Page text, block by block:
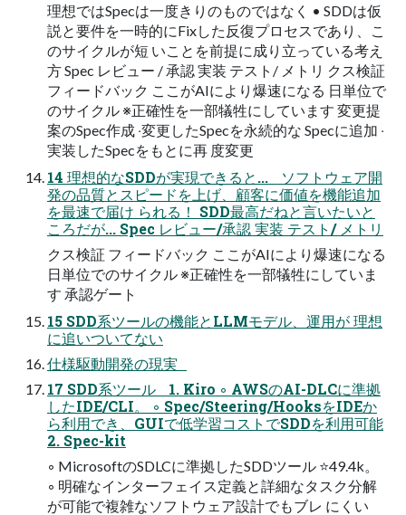
理想ではSpecは⼀度きりのものではなく • SDDは仮
説と要件を⼀時的にFixした反復プロセスであり、こ
のサイクルが短 いことを前提に成り⽴っている考え
⽅ Spec レビュー / 承認 実装 テスト/ メトリ クス検証
フィードバック ここがAIにより爆速になる ⽇単位で
のサイクル ※正確性を⼀部犠牲にしています 変更提
案のSpec作成 ‧変更したSpecを永続的な Specに追加 ‧
実装したSpecをもとに再 度変更
14 理想的なSDDが実現できると... ソフトウェア開
発の品質とスピードを上げ、顧客に価値を機能追加
を最速で届け られる！ SDD最⾼だねと⾔いたいと
ころだが... Spec レビュー/承認 実装 テスト/ メトリ
クス検証 フィードバック ここがAIにより爆速になる
⽇単位でのサイクル ※正確性を⼀部犠牲にしていま
す 承認ゲート
15 SDD系ツールの機能とLLMモデル、運⽤が 理想
に追いついてない
仕様駆動開発の現実
17 SDD系ツール 1. Kiro ◦ AWSのAI-DLCに準拠
したIDE/CLI。 ◦ Spec/Steering/HooksをIDEか
ら利⽤でき、GUIで低学習コストでSDDを利⽤可能
2. Spec-kit
◦ MicrosoftのSDLCに準拠したSDDツール ⭐49.4k。
◦ 明確なインターフェイス定義と詳細なタスク分解
が可能で複雑なソフトウェア設計でもブレ にくい